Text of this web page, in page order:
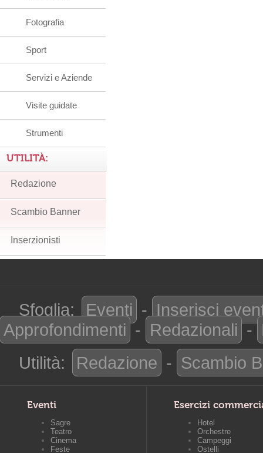
Fotografia
Sport
Servizi e Aziende
Visite guidate
Strumenti
UTILITÀ:
Redazione
Scambio Banner
Inserzionisti
Sfoglia: Eventi - Inserisci
Approfondimenti - Redazionali -
Utilità:
Redazione - Scambio
Eventi
Sagre
Teatro
Cinema
Feste
Esercizi
Hotel
Orchestre
Campeggi
Ostelli